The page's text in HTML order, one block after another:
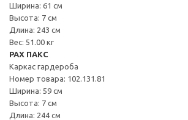
Ширина: 61 см
Высота: 7 см
Длина: 243 см
Вес: 51.00 кг
PAX ПАКС
Каркас гардероба
Номер товара: 102.131.81
Ширина: 59 см
Высота: 7 см
Длина: 244 см